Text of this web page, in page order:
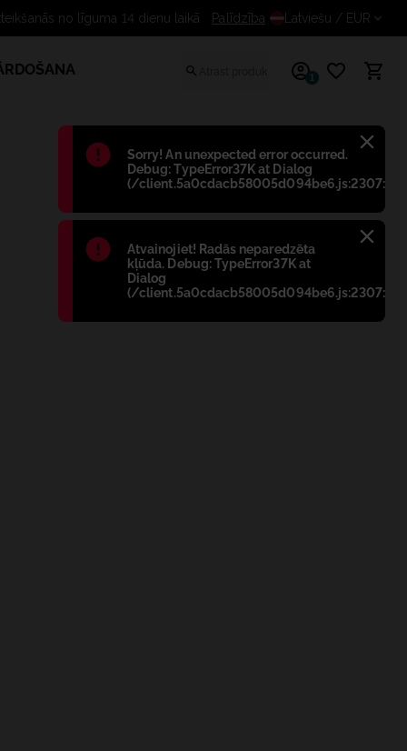
Błąd:
Sorry! An unexpected error occurred.
Debug: TypeError37K at Dialog
(/
Błąd:
Atvainojiet! Radās neparedzēta
kļūda. Debug: TypeError37K at
Dialog
(/
atteikšanās no līguma 14 dienu laikāPalīdzība Latviešu / EUR
1